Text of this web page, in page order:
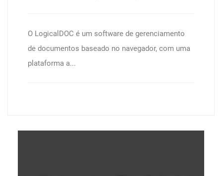
O LogicalDOC é um software de gerenciamento
de documentos baseado no navegador, com uma
plataforma a...